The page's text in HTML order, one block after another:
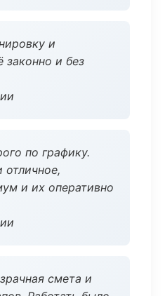
и
законно и без
по графику.
отличное,
и их оперативно
смета и